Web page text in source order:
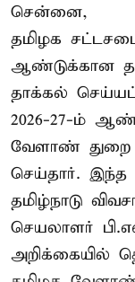
சென்னை,
தமிழக
ஆண்டுக்கான
தாக்கல்
2026-27-ம்
வேளாண்
செய்தார். இந்த
தமிழ்நாடு
செயலாளர்
அறிக்கையில்